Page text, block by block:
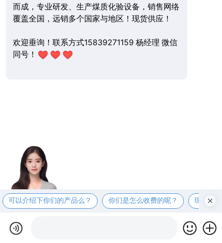
而成，专业研发、生产煤质化验设备，销售网络
覆盖全国，远销多个国家与地区！现货供应！
欢迎垂询！联系方式15839271159 杨经理 微信
同号！
可以介绍下你们的产品么？ 你们是怎么收费的呢？ 现在有